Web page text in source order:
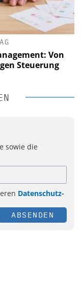
Von
Steuerung
sowie die
Datenschutz-
ABSENDEN